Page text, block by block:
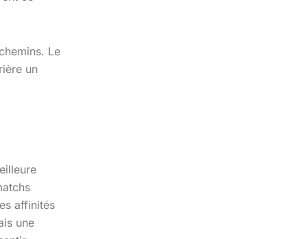
Le
un
affinités
une